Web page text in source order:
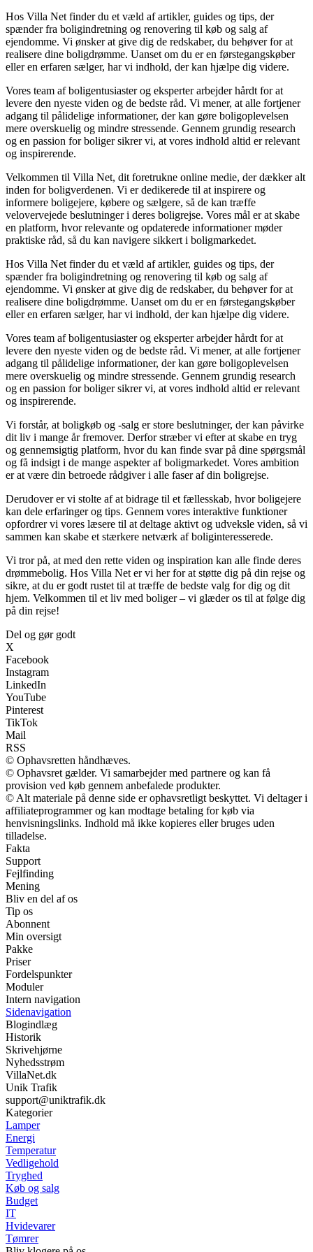
Hos Villa Net finder du et væld af artikler, guides og tips, der
spænder fra boligindretning og renovering til køb og salg af
ejendomme. Vi ønsker at give dig de redskaber, du behøver for at
realisere dine boligdrømme. Uanset om du er en førstegangskøber
eller en erfaren sælger, har vi indhold, der kan hjælpe dig videre.
Vores team af boligentusiaster og eksperter arbejder hårdt for at
levere den nyeste viden og de bedste råd. Vi mener, at alle fortjener
adgang til pålidelige informationer, der kan gøre boligoplevelsen
mere overskuelig og mindre stressende. Gennem grundig research
og en passion for boliger sikrer vi, at vores indhold altid er relevant
og inspirerende.
Velkommen til Villa Net, dit foretrukne online medie, der dækker alt
inden for boligverdenen. Vi er dedikerede til at inspirere og
informere boligejere, købere og sælgere, så de kan træffe
velovervejede beslutninger i deres boligrejse. Vores mål er at skabe
en platform, hvor relevante og opdaterede informationer møder
praktiske råd, så du kan navigere sikkert i boligmarkedet.
Hos Villa Net finder du et væld af artikler, guides og tips, der
spænder fra boligindretning og renovering til køb og salg af
ejendomme. Vi ønsker at give dig de redskaber, du behøver for at
realisere dine boligdrømme. Uanset om du er en førstegangskøber
eller en erfaren sælger, har vi indhold, der kan hjælpe dig videre.
Vores team af boligentusiaster og eksperter arbejder hårdt for at
levere den nyeste viden og de bedste råd. Vi mener, at alle fortjener
adgang til pålidelige informationer, der kan gøre boligoplevelsen
mere overskuelig og mindre stressende. Gennem grundig research
og en passion for boliger sikrer vi, at vores indhold altid er relevant
og inspirerende.
Vi forstår, at boligkøb og -salg er store beslutninger, der kan påvirke
dit liv i mange år fremover. Derfor stræber vi efter at skabe en tryg
og gennemsigtig platform, hvor du kan finde svar på dine spørgsmål
og få indsigt i de mange aspekter af boligmarkedet. Vores ambition
er at være din betroede rådgiver i alle faser af din boligrejse.
Derudover er vi stolte af at bidrage til et fællesskab, hvor boligejere
kan dele erfaringer og tips. Gennem vores interaktive funktioner
opfordrer vi vores læsere til at deltage aktivt og udveksle viden, så vi
sammen kan skabe et stærkere netværk af boliginteresserede.
Vi tror på, at med den rette viden og inspiration kan alle finde deres
drømmebolig. Hos Villa Net er vi her for at støtte dig på din rejse og
sikre, at du er godt rustet til at træffe de bedste valg for dig og dit
hjem. Velkommen til et liv med boliger – vi glæder os til at følge dig
på din rejse!
Del og gør godt
X
Facebook
Instagram
LinkedIn
YouTube
Pinterest
TikTok
Mail
RSS
© Ophavsretten håndhæves.
© Ophavsret gælder. Vi samarbejder med partnere og kan få
provision ved køb gennem anbefalede produkter.
© Alt materiale på denne side er ophavsretligt beskyttet. Vi deltager i
affiliateprogrammer og kan modtage betaling for køb via
henvisningslinks. Indhold må ikke kopieres eller bruges uden
tilladelse.
Fakta
Support
Fejlfinding
Mening
Bliv en del af os
Tip os
Abonnent
Min oversigt
Pakke
Priser
Fordelspunkter
Moduler
Intern navigation
Sidenavigation
Blogindlæg
Historik
Skrivehjørne
Nyhedsstrøm
VillaNet.dk
Unik Trafik
support@uniktrafik.dk
Kategorier
Lamper
Energi
Temperatur
Vedligehold
Tryghed
Køb og salg
Budget
IT
Hvidevarer
Tømrer